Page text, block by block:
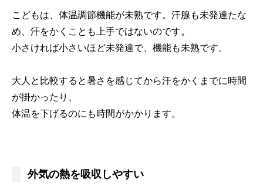
こどもは、体温調節機能が未熟です。汗腺も未発達たな
め、汗をかくことも上手ではないのです。
小さければ小さいほど未発達で、機能も未熟です。
大人と比較すると暑さを感じてから汗をかくまでに時間
が掛かったり、
体温を下げるのにも時間がかかります。
外気の熱を吸収しやすい